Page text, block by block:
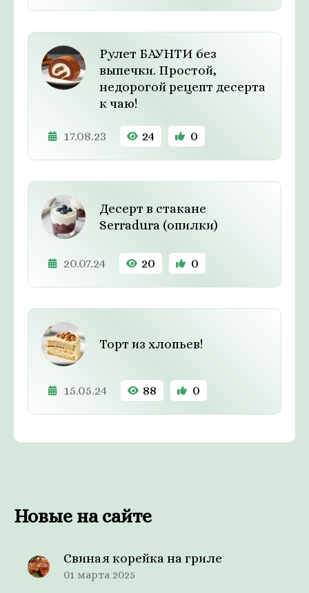
Рулет БАУНТИ без
выпечки. Простой,
недорогой рецепт десерта
к чаю!
17.08.23 24 0
Десерт в стакане
Serradura (опилки)
20.07.24 20 0
Торт из хлопьев!
15.05.24 88 0
Новые на сайте
Свиная корейка на гриле
01 марта 2025